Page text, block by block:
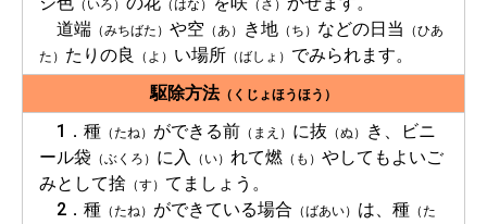
（いろ） （はな） （さ）
道端 （みちばた） や空 （あ） き地 （ち） などの日当
（ひあ
た） たりの良 （よ） い場所 （ばしょ） でみられます。
駆除方法（くじょほうほう）
1．種 （たね） ができる前 （まえ） に抜 （ぬ）
き、ビニ
ール袋 （ぶくろ） に入 （い） れて燃 （も） やしてもよいご
みとして捨 （す） てましょう。
2．種 （たね） ができている場合 （ばあい） は、種 （た